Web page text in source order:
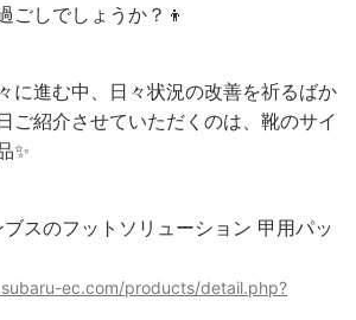
ごしでしょうか？👦
に進む中、日々状況の改善を祈るばか
ご紹介させていただくのは、靴のサイ
✨
ブスのフットソリューション 甲用パッ
ec.com/products/detail.php?